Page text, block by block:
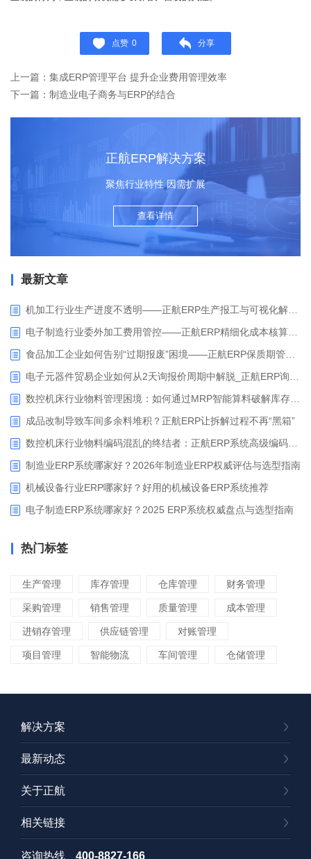
点赞 0 分享
上一篇：集成ERP管理平台 提升企业费用管理效率
下一篇：制造业电子商务与ERP的结合
正航ERP解决方案
聚焦行业特性 因需扩展
查看详情
最新文章
成品改制导致车间多余料堆积？正航ERP让拆解过程不再“黑箱”
制造业ERP系统哪家好？2026年制造业ERP权威评估与选型指南
机械设备行业ERP哪家好？好用的机械设备ERP系统推荐
电子制造ERP系统哪家好？2025 ERP系统权威盘点与选型指南
热门标签
生产管理 库存管理 仓库管理 财务管理
采购管理 销售管理 质量管理 成本管理
进销存管理 供应链管理 对账管理
项目管理 智能物流 车间管理 仓储管理
解决方案
最新动态
关于正航
相关链接
咨询热线 400-8827-166